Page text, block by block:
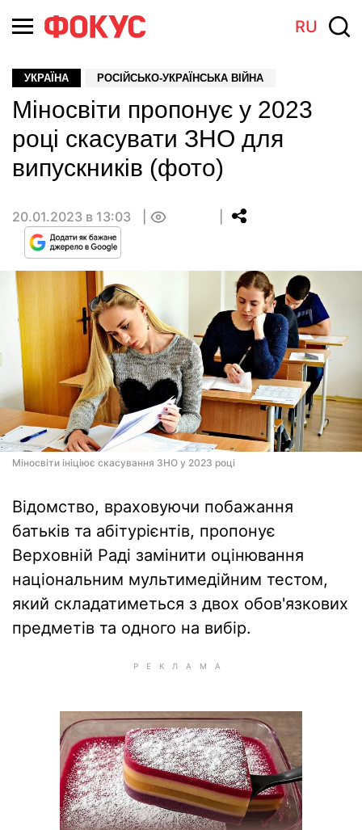
RU
УКРАЇНА РОСІЙСЬКО-УКРАЇНСЬКА ВІЙНА
Міносвіти пропонує у 2023
році скасувати ЗНО для
випускників (фото)
20.01.2023 в 13:03
Міносвіти ініціює скасування ЗНО у 2023 році
Відомство, враховуючи побажання
батьків та абітурієнтів, пропонує
Верховній Раді замінити оцінювання
національним мультимедійним тестом,
який складатиметься з двох обов'язкових
предметів та одного на вибір.